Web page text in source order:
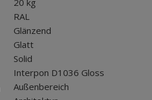
20 kg
RAL
Glänzend
Glatt
Solid
Interpon D1036 Gloss
Außenbereich